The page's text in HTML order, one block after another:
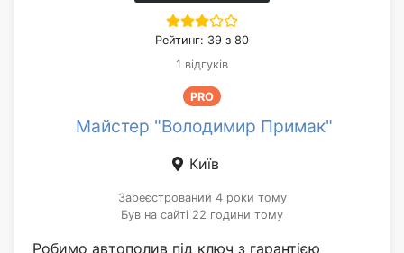
Рейтинг: 39 з 80
1 відгуків
PRO
Майстер "Володимир Примак"
Київ
Зареєстрований 4 роки тому
Був на сайті 22 години тому
Робимо автополив під ключ з гарантією